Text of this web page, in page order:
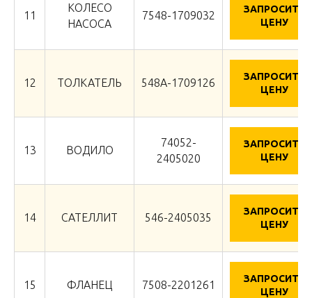
11
КОЛЕСО
НАСОСА
7548-1709032
ЗАПРОСИТЬ
ЦЕНУ
12 ТОЛКАТЕЛЬ 548А-1709126
ЗАПРОСИТЬ
ЦЕНУ
13 ВОДИЛО
74052-
2405020
ЗАПРОСИТЬ
ЦЕНУ
14 САТЕЛЛИТ 546-2405035
ЗАПРОСИТЬ
ЦЕНУ
15 ФЛАНЕЦ 7508-2201261
ЗАПРОСИТЬ
ЦЕНУ